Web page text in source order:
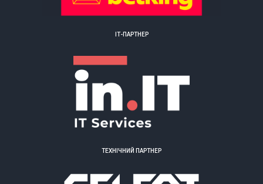
ІТ-ПАРТНЕР
ТЕХНІЧНИЙ ПАРТНЕР